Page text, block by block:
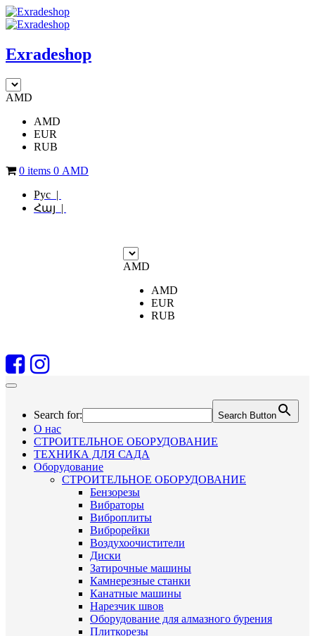
Exradeshop
AMD
AMD
EUR
RUB
0 items 0 AMD
Рус |
Հայ |
AMD
AMD
EUR
RUB
Search for: Search Button
О нас
СТРОИТЕЛЬНОЕ ОБОРУДОВАНИЕ
ТЕХНИКА ДЛЯ САДА
Оборудование
СТРОИТЕЛЬНОЕ ОБОРУДОВАНИЕ
Бензорезы
Вибраторы
Виброплиты
Виброрейки
Воздухоочистители
Диски
Затирочные машины
Камнерезные станки
Канатные машины
Нарезчик швов
Оборудование для алмазного бурения
Плиткорезы